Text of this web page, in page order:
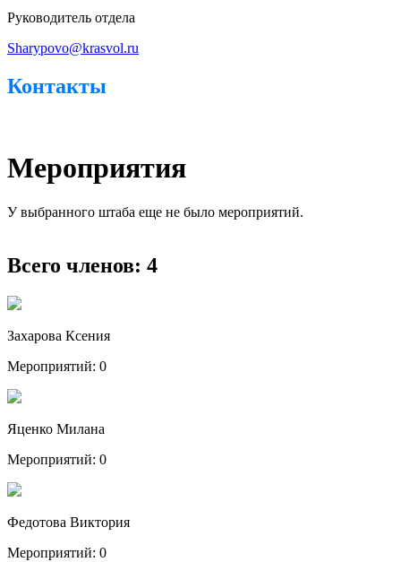
Руководитель отдела
Sharypovo@krasvol.ru
Контакты
Мероприятия
У выбранного штаба еще не было мероприятий.
Всего членов: 4
Захарова Ксения
Мероприятий: 0
Яценко Милана
Мероприятий: 0
Федотова Виктория
Мероприятий: 0